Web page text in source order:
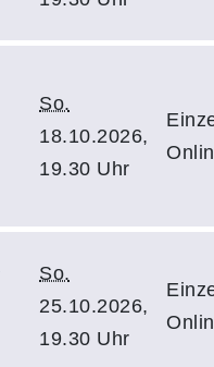
So.
18.10.2026,
19.30 Uhr
So.
25.10.2026,
19.30 Uhr